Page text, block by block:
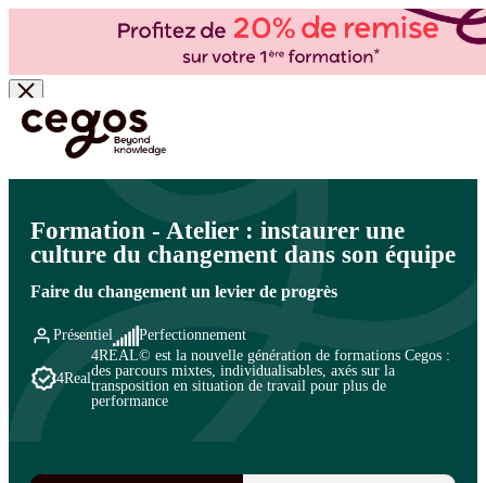
Skip to main content
Vous êtes ici : Accueil >Cegos, organisme de formation à Paris et en régions
changement> Accompagnement au changement
Formation - Atelier : instaurer une
culture du changement dans son équipe
Faire du changement un levier de progrès
Présentiel Perfectionnement
4Real
4REAL© est la nouvelle génération de formations Cegos :
des parcours mixtes, individualisables, axés sur la
transposition en situation de travail pour plus de
performance